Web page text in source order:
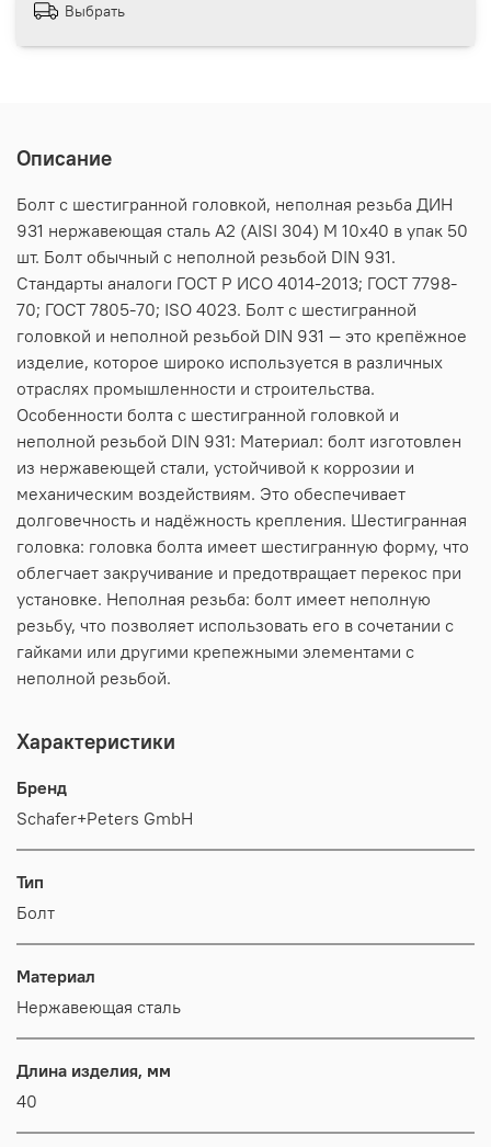
Выбрать
Описание
Болт с шестигранной головкой, неполная резьба ДИН
931 нержавеющая сталь А2 (AISI 304) M 10х40 в упак 50
шт. Болт обычный с неполной резьбой DIN 931.
Стандарты аналоги ГОСТ Р ИСО 4014-2013; ГОСТ 7798-
70; ГОСТ 7805-70; ISO 4023. Болт с шестигранной
головкой и неполной резьбой DIN 931 — это крепёжное
изделие, которое широко используется в различных
отраслях промышленности и строительства.
Особенности болта с шестигранной головкой и
неполной резьбой DIN 931: Материал: болт изготовлен
из нержавеющей стали, устойчивой к коррозии и
механическим воздействиям. Это обеспечивает
долговечность и надёжность крепления. Шестигранная
головка: головка болта имеет шестигранную форму, что
облегчает закручивание и предотвращает перекос при
установке. Неполная резьба: болт имеет неполную
резьбу, что позволяет использовать его в сочетании с
гайками или другими крепежными элементами с
неполной резьбой.
Характеристики
Бренд
Schafer+Peters GmbH
Тип
Болт
Материал
Нержавеющая сталь
Длина изделия, мм
40